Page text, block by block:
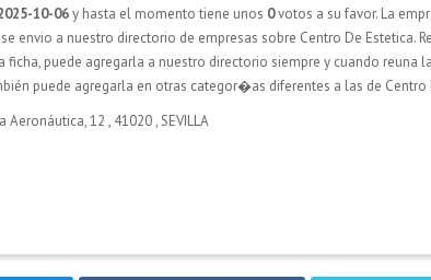
10-06y hasta el momento tiene unos 0votos a su favor. La
envio a nuestro directorio de empresas sobre Centro De Estetica.
ficha, puede agregarla a nuestro directorio siempre y cuando reuna
puede agregarla en otras categor�as diferentes a las de Centro
Aeronáutica, 12 , 41020,SEVILLA